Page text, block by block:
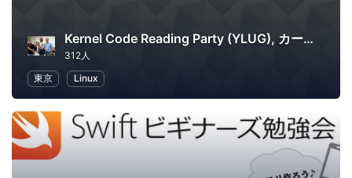
Kernel Code Reading Party (YLUG), カーネル読書会
312人
東京
Linux